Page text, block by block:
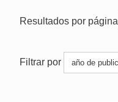
Resultados por página
Filtrar por